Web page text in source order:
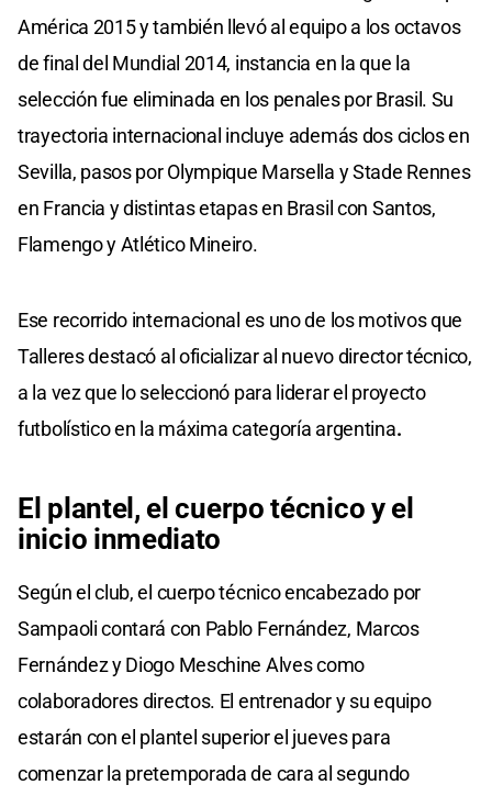
América 2015 y también llevó al equipo a los octavos
de final del Mundial 2014, instancia en la que la
selección fue eliminada en los penales por Brasil. Su
trayectoria internacional incluye además dos ciclos en
Sevilla, pasos por Olympique Marsella y Stade Rennes
en Francia y distintas etapas en Brasil con Santos,
Flamengo y Atlético Mineiro.
Ese recorrido internacional es uno de los motivos que
Talleres destacó al oficializar al nuevo director técnico,
a la vez que lo seleccionó para liderar el proyecto
futbolístico en la máxima categoría argentina.
El plantel, el cuerpo técnico y el
inicio inmediato
Según el club, el cuerpo técnico encabezado por
Sampaoli contará con Pablo Fernández, Marcos
Fernández y Diogo Meschine Alves como
colaboradores directos. El entrenador y su equipo
estarán con el plantel superior el jueves para
comenzar la pretemporada de cara al segundo